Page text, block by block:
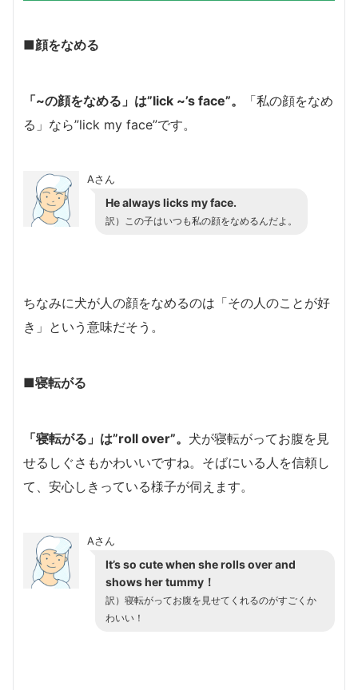
■顔をなめる
「~の顔をなめる」は”lick ~’s face”。
「私の顔をなめ
る」なら”lick my face”です。
Aさん
He always licks my face.
訳）この子はいつも私の顔をなめるんだよ。
ちなみに犬が人の顔をなめるのは「その人のことが好
き」という意味だそう。
■寝転がる
「寝転がる」は”roll over”。 犬が寝転がってお腹を見
せるしぐさもかわいいですね。そばにいる人を信頼し
て、安心しきっている様子が伺えます。
Aさん
It’s so cute when she rolls over and
shows her tummy！
訳）寝転がってお腹を見せてくれるのがすごくか
わいい！